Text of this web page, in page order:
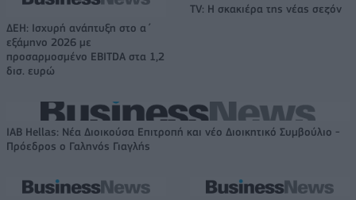
ΔΕΗ: Ισχυρή ανάπτυξη στο α΄
εξάμηνο 2026 με
προσαρμοσμένο EBITDA στα 1,2
δισ. ευρώ
TV: Η σκακιέρα της νέας σεζόν
IAB Hellas: Νέα Διοικούσα Επιτροπή και νέο Διοικητικό Συμβούλιο -
Πρόεδρος ο Γαληνός Γιαγλής